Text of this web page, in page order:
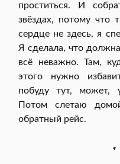
проститься. И
звёздах, потому
сердце не здесь, я
Я сделала, что
всё неважно. Там,
этого нужно
побуду тут, может,
Потом слетаю
обратный рейс.
*